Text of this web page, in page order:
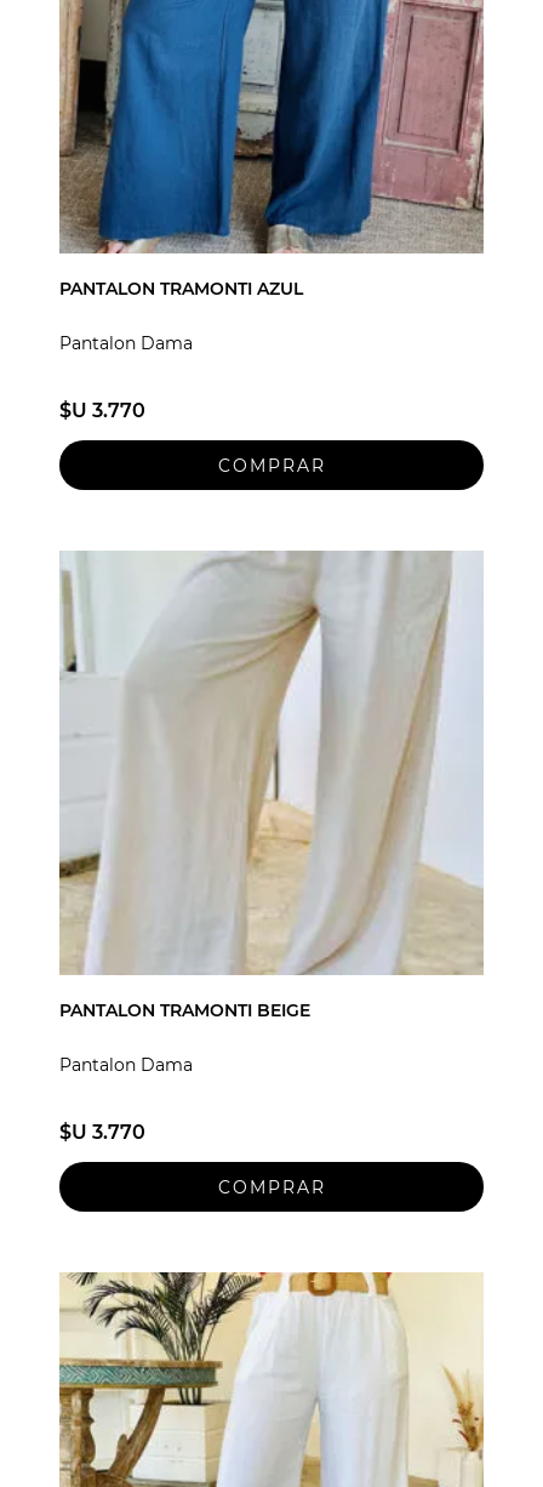
PANTALON TRAMONTI AZUL
Pantalon Dama
$U 3.770
PANTALON TRAMONTI BEIGE
Pantalon Dama
$U 3.770